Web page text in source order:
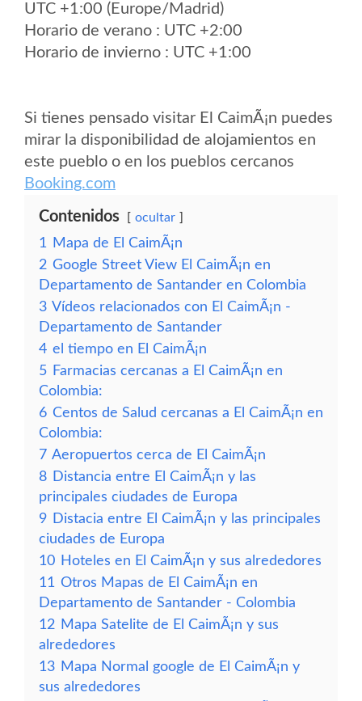
UTC +1:00 (Europe/Madrid)
Horario de verano : UTC +2:00
Horario de invierno : UTC +1:00
Si tienes pensado visitar El CaimÃ¡n puedes
mirar la disponibilidad de alojamientos en
este pueblo o en los pueblos cercanos
Booking.com
Contenidos ocultar
1
Mapa de El CaimÃ¡n
2 Google Street View El CaimÃ¡n en
Departamento de Santander en Colombia
3 Vídeos relacionados con El CaimÃ¡n -
Departamento de Santander
4 el tiempo en El CaimÃ¡n
5 Farmacias cercanas a El CaimÃ¡n en
Colombia:
6 Centos de Salud cercanas a El CaimÃ¡n en
Colombia:
7 Aeropuertos cerca de El CaimÃ¡n
8 Distancia entre El CaimÃ¡n y las
principales ciudades de Europa
9 Distacia entre El CaimÃ¡n y las principales
ciudades de Europa
10 Hoteles en El CaimÃ¡n y sus alrededores
11 Otros Mapas de El CaimÃ¡n en
Departamento de Santander - Colombia
12 Mapa Satelite de El CaimÃ¡n y sus
alrededores
13 Mapa Normal google de El CaimÃ¡n y
sus alrededores